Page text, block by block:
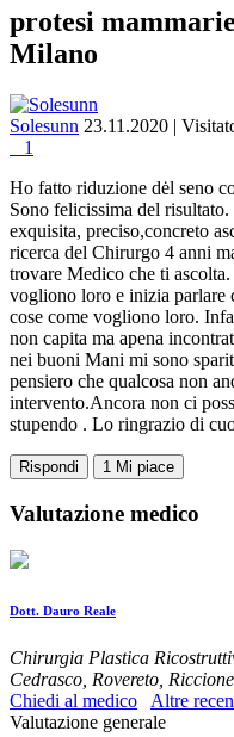
protesi
Milano
Solesunn 23.11.2020 |
1
Ho fatto riduzione dėl seno
Sono felicissima del
exquisita, preciso,concreto
ricerca del Chirurgo 4 anni
trovare Medico che ti
vogliono loro e inizia parlare
cose come vogliono loro.
non capita ma apena
nei buoni Mani mi sono
pensiero che qualcosa non
intervento.Ancora non ci
stupendo . Lo ringrazio di
Rispondi 1 Mi piace
Valutazione medico
Dott. Dauro Reale
Chirurgia Plastica
Cedrasco, Rovereto, Riccione
Chiedi al medico
Altre
Valutazione generale